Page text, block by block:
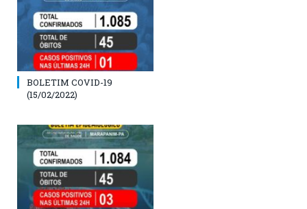
BOLETIM COVID-19
(15/02/2022)